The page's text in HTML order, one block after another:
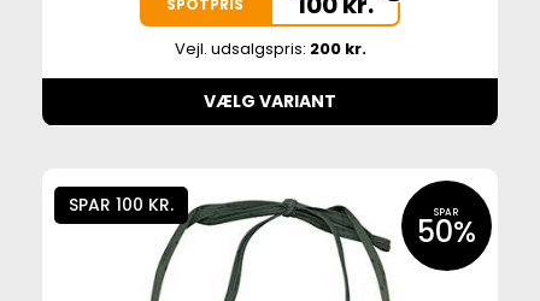
SPOTPRIS
Vejl. udsalgspris: 200 kr.
VÆLG VARIANT
SPAR 100 KR. SPAR
50%